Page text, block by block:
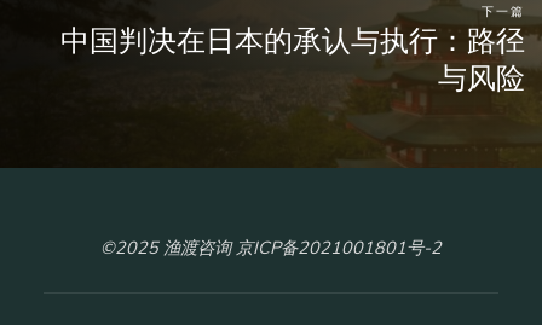
下一篇
中国判决在日本的承认与执行：路径
与风险
©2025 渔渡咨询 京ICP备2021001801号-2